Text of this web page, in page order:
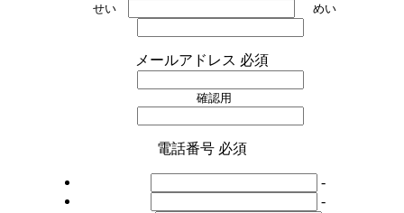
せい めい
メールアドレス 必須
確認用
電話番号 必須
-
-